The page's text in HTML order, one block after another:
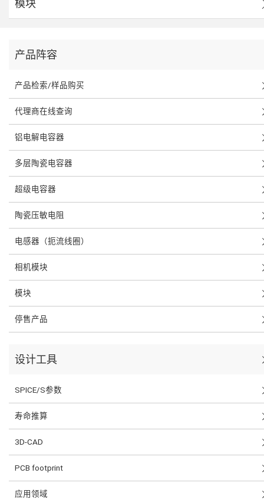
模块
产品阵容
产品检索/样品购买
代理商在线查询
铝电解电容器
多层陶瓷电容器
超级电容器
陶瓷压敏电阻
电感器（扼流线圈）
相机模块
模块
停售产品
设计工具
SPICE/S参数
寿命推算
3D-CAD
PCB footprint
应用领域